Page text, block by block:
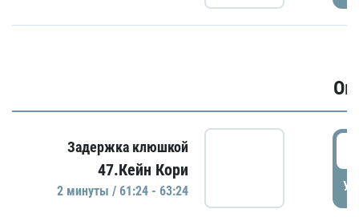
Задержка клюшкой
47.Кейн Кори
2 минуты / 61:24 - 63:24